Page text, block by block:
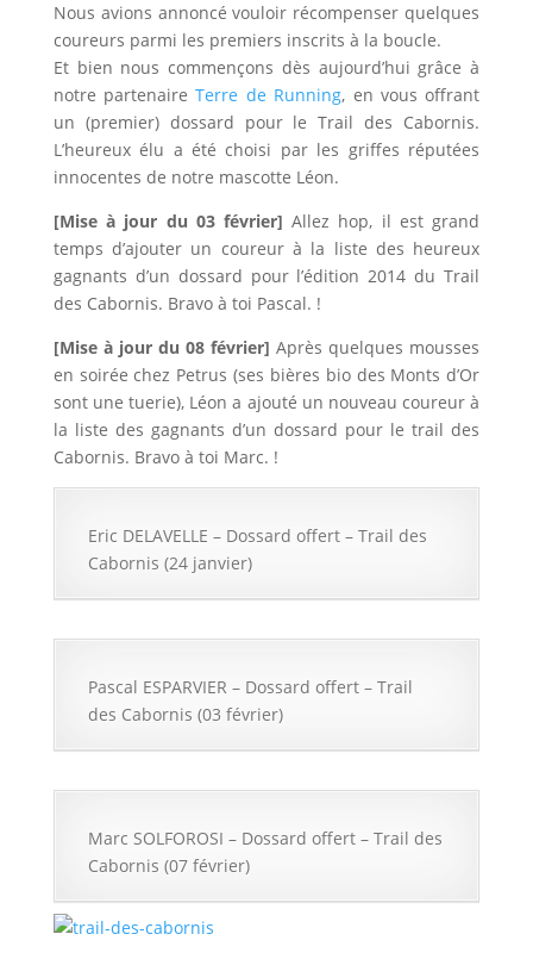
Nous avions annoncé vouloir récompenser quelques
coureurs parmi les premiers inscrits à la boucle.
Et bien nous commençons dès aujourd’hui grâce à
notre partenaireTerre de Running, en vous offrant
un (premier) dossard pour le Trail des Cabornis.
L’heureux élu a été choisi par les griffes réputées
innocentes de notre mascotte Léon.
[Mise à jour du 03 février] Allez hop, il est grand
temps d’ajouter un coureur à la liste des heureux
gagnants d’un dossard pour l’édition 2014 du Trail
des Cabornis. Bravo à toi Pascal. !
[Mise à jour du 08 février] Après quelques mousses
en soirée chez Petrus (ses bières bio des Monts d’Or
sont une tuerie), Léon a ajouté un nouveau coureur à
la liste des gagnants d’un dossard pour le trail des
Cabornis. Bravo à toi Marc. !
Eric DELAVELLE – Dossard offert – Trail des
Cabornis (24 janvier)
Pascal ESPARVIER – Dossard offert – Trail
des Cabornis (03 février)
Marc SOLFOROSI – Dossard offert – Trail des
Cabornis (07 février)